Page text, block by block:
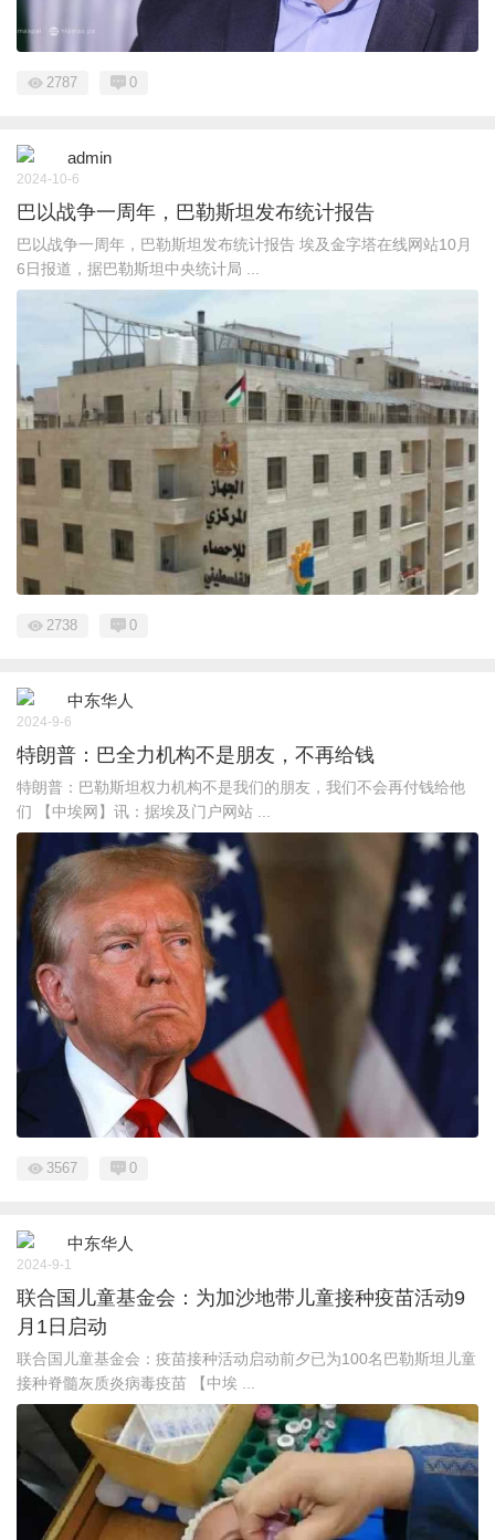
2787 0
admin
2024-10-6
巴以战争一周年，巴勒斯坦发布统计报告
巴以战争一周年，巴勒斯坦发布统计报告 埃及金字塔在线网站10月
6日报道，据巴勒斯坦中央统计局 ...
2738 0
中东华人
2024-9-6
特朗普：巴全力机构不是朋友，不再给钱
特朗普：巴勒斯坦权力机构不是我们的朋友，我们不会再付钱给他
们 【中埃网】讯：据埃及门户网站 ...
3567 0
中东华人
2024-9-1
联合国儿童基金会：为加沙地带儿童接种疫苗活动9
月1日启动
联合国儿童基金会：疫苗接种活动启动前夕已为100名巴勒斯坦儿童
接种脊髓灰质炎病毒疫苗 【中埃 ...